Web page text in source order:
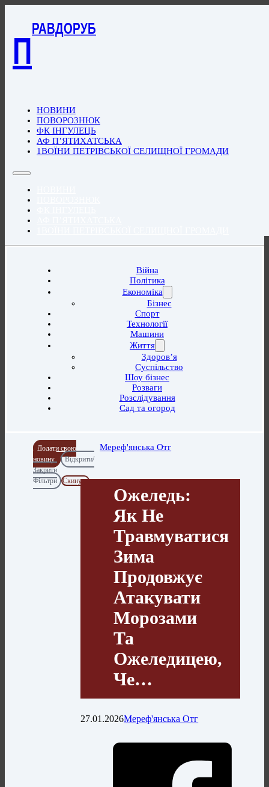
П
РАВДОРУБ
НОВИНИ
ПОВОРОЗНЮК
ФК ІНГУЛЕЦЬ
АФ П’ЯТИХАТСЬКА
1ВОЇНИ ПЕТРІВСЬКОЇ СЕЛИЩНОЇ ГРОМАДИ
Війна
Політика
Економіка
Бізнес
Спорт
Технології
Машини
Життя
Здоров’я
Суспільство
Шоу бізнес
Розваги
Розслідування
Сад та огород
Додати свою
новину
Відкрити/
Закрити
Фільтри
Скинути
Мереф'янська Отг
Ожеледь:
Як Не
Травмуватися
Зима
Продовжує
Атакувати
Морозами
Та
Ожеледицею,
Че…
27.01.2026Мереф'янська Отг